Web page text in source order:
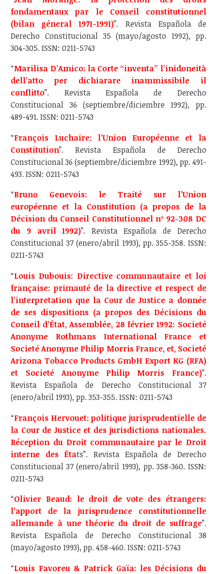
fondamentaux par le Conseil constitutionnel
(bilan géneral 1971-1991)”. Revista Española de
Derecho Constitucional 35 (mayo/agosto 1992), pp.
304-305. ISSN: 0211-5743
“Marilisa D’Amico: la Corte “inventa” l’inidoneità
dell’atto per dichiarare inammissibile il
conflitto”. Revista Española de Derecho
Constitucional 36 (septiembre/diciembre 1992), pp.
489-491. ISSN: 0211-5743
“François Luchaire: l’Union Européenne et la
Constitution”. Revista Española de Derecho
Constitucional 36 (septiembre/diciembre 1992), pp. 491-
493. ISSN: 0211-5743
“Bruno Genevois: le Traité sur l’Union
européenne et la Constitution (a propos de la
Décision du Conseil Constitutionnel nº 92-308 DC
du 9 avril 1992)”. Revista Española de Derecho
Constitucional 37 (enero/abril 1993), pp. 355-358. ISSN:
0211-5743
“Louis Dubouis: Directive communautaire et loi
française: primauté de la directive et respect de
l’interpretation que la Cour de Justice a donnée
de ses dispositions (a propos des Décisions du
Conseil d’État, Assemblée, 28 février 1992: Societé
Anonyme Rothmans International France et
Societé Anonyme Philip Morris France, et, Societé
Arizona Tobacco Products GmbH Export KG (RFA)
et Societé Anonyme Philip Morris France)”.
Revista Española de Derecho Constitucional 37
(enero/abril 1993), pp. 353-355. ISSN: 0211-5743
“François Hervouet: politique jurisprudentielle de
la Cour de Justice et des jurisdictions nationales.
Réception du Droit communautaire par le Droit
interne des États”. Revista Española de Derecho
Constitucional 37 (enero/abril 1993), pp. 358-360. ISSN:
0211-5743
“Olivier Beaud: le droit de vote des étrangers:
l’apport de la jurisprudence constitutionnelle
allemande à une théorie du droit de suffrage”.
Revista Española de Derecho Constitucional 38
(mayo/agosto 1993), pp. 458-460. ISSN: 0211-5743
“Louis Favoreu & Patrick Gaïa: les Décisions du